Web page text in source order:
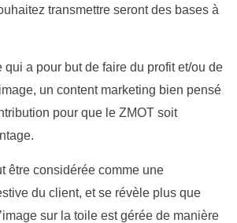
transmettre seront des bases à
qui a pour but de faire du profit et/ou de
un content marketing bien pensé
pour que le ZMOT soit
être considérée comme une
du client, et se révèle plus que
sur la toile est gérée de manière